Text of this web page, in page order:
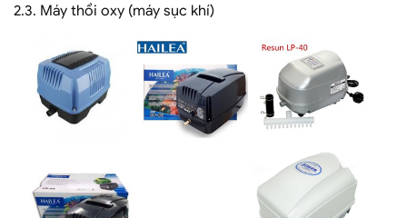
2.3. Máy thổi oxy (máy sục khí)